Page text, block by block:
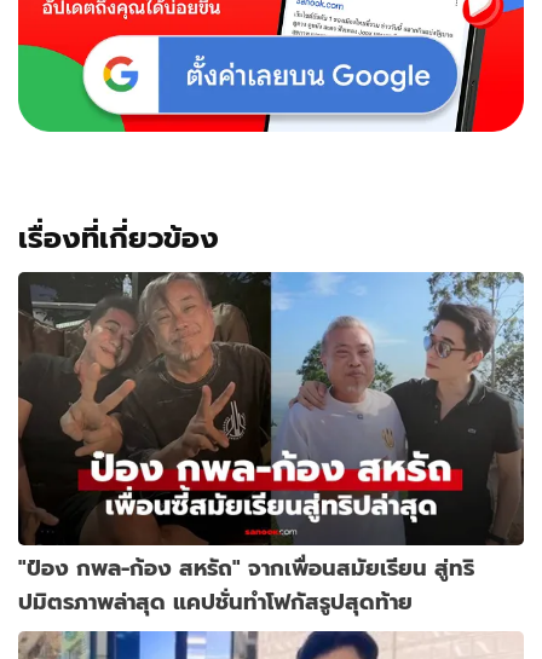
เรื่องที่เกี่ยวข้อง
"ป๋อง กพล-ก้อง สหรัถ" จากเพื่อนสมัยเรียน สู่ทริ
ปมิตรภาพล่าสุด แคปชั่นทำโฟกัสรูปสุดท้าย